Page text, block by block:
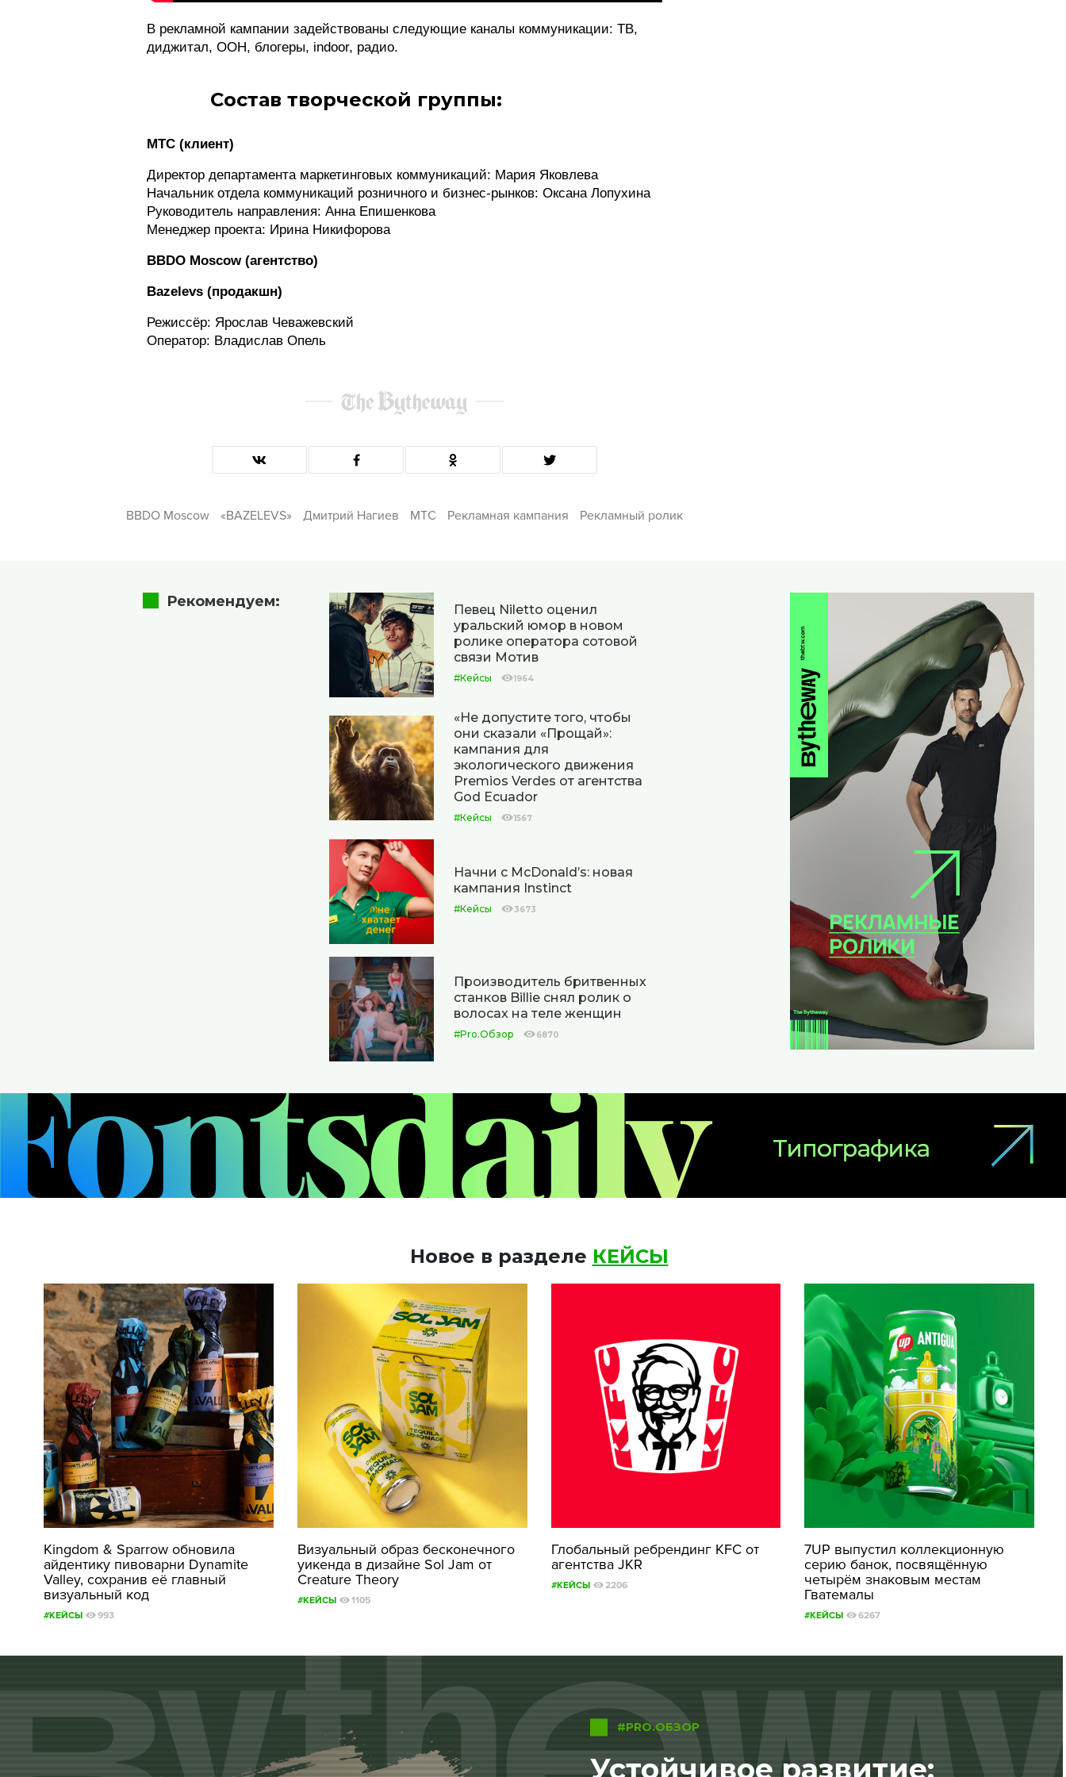
В рекламной кампании задействованы следующие каналы коммуникации: ТВ,
диджитал, ООН, блогеры, indoor, радио.
Состав творческой группы:
МТС (клиент)
Директор департамента маркетинговых коммуникаций: Мария Яковлева
Начальник отдела коммуникаций розничного и бизнес-рынков: Оксана Лопухина
Руководитель направления: Анна Епишенкова
Менеджер проекта: Ирина Никифорова
BBDO Moscow (агентство)
Bazelevs (продакшн)
Режиссёр: Ярослав Чеважевский
Оператор: Владислав Опель
BBDO Moscow «BAZELEVS» Дмитрий Нагиев МТС Рекламная кампания Рекламный ролик
Рекомендуем:
Певец Niletto оценил
уральский юмор в новом
ролике оператора сотовой
связи Мотив
#Кейсы 1964
«Не допустите того, чтобы
они сказали «Прощай»:
кампания для
экологического движения
Premios Verdes от агентства
God Ecuador
#Кейсы 1567
Начни с McDonald’s: новая
кампания Instinct
#Кейсы 3673
Производитель бритвенных
станков Billie снял ролик о
волосах на теле женщин
#Pro.Обзор 6870
Новое в разделе КЕЙСЫ
Kingdom & Sparrow обновила
айдентику пивоварни Dynamite
Valley, сохранив её главный
визуальный код
#КЕЙСЫ 993
Визуальный образ бесконечного
уикенда в дизайне Sol Jam от
Creature Theory
#КЕЙСЫ 1105
Глобальный ребрендинг KFC от
агентства JKR
#КЕЙСЫ 2206
7UP выпустил коллекционную
серию банок, посвящённую
четырём знаковым местам
Гватемалы
#КЕЙСЫ 6267
#PRO.ОБЗОР
Устойчивое развитие: